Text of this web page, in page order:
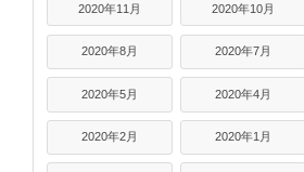
2020年11月 2020年10月
2020年8月 2020年7月
2020年5月 2020年4月
2020年2月 2020年1月